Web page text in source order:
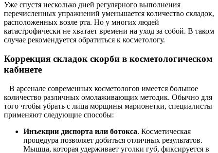
Уже спустя несколько дней регулярного выполнения
перечисленных упражнений уменьшается количество складок,
расположенных возле рта. Но у многих людей
катастрофически не хватает времени на уход за собой. В таком
случае рекомендуется обратиться к косметологу.
Коррекция складок скорби в косметологическом
кабинете
В арсенале современных косметологов имеется большое
количество различных омолаживающих методик. Обычно для
того чтобы убрать с лица морщины марионетки, специалисты
применяют следующие способы:
Инъекции диспорта или ботокса. Косметическая
процедура позволяет добиться отличных результатов.
Мышца, которая удерживает уголки губ, фиксируется в